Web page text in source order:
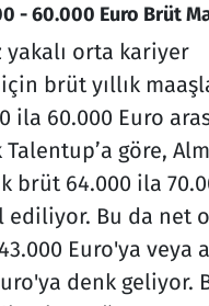
- 60.000 Euro Brüt
yakalı orta kariyer
brüt yıllık
ila 60.000 Euro
göre,
brüt 64.000 ila
ediliyor. Bu da net
Euro'ya veya
denk geliyor.